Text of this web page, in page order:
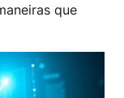
que